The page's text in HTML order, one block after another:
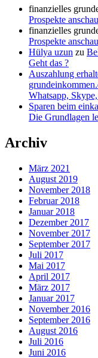
finanzielles
Prospekte
finanzielles
Prospekte
Hülya uzun zu
Geht das ?
Auszahlung
Whatsapp,
Sparen beim
Die Grundlagen
Archiv
März 2021
August 2019
November 2018
Februar 2018
Januar 2018
Dezember 2017
November 2017
September 2017
Juli 2017
Mai 2017
April 2017
März 2017
Januar 2017
November 2016
September 2016
August 2016
Juli 2016
Juni 2016